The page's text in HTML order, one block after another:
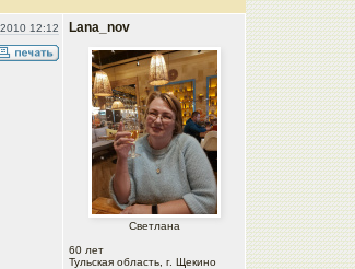
12:12 Lana_nov
Светлана
60 лет
Тульская область, г. Щекино